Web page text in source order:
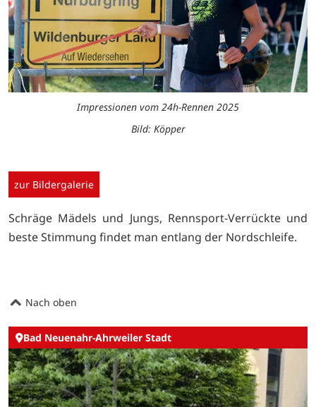
Impressionen vom 24h-Rennen 2025
Bild: Köpper
zur Bildergalerie
Schräge Mädels und Jungs, Rennsport-Verrückte und
beste Stimmung findet man entlang der Nordschleife.
Nach oben
Bad Neuenahr-Ahrweiler Stadt